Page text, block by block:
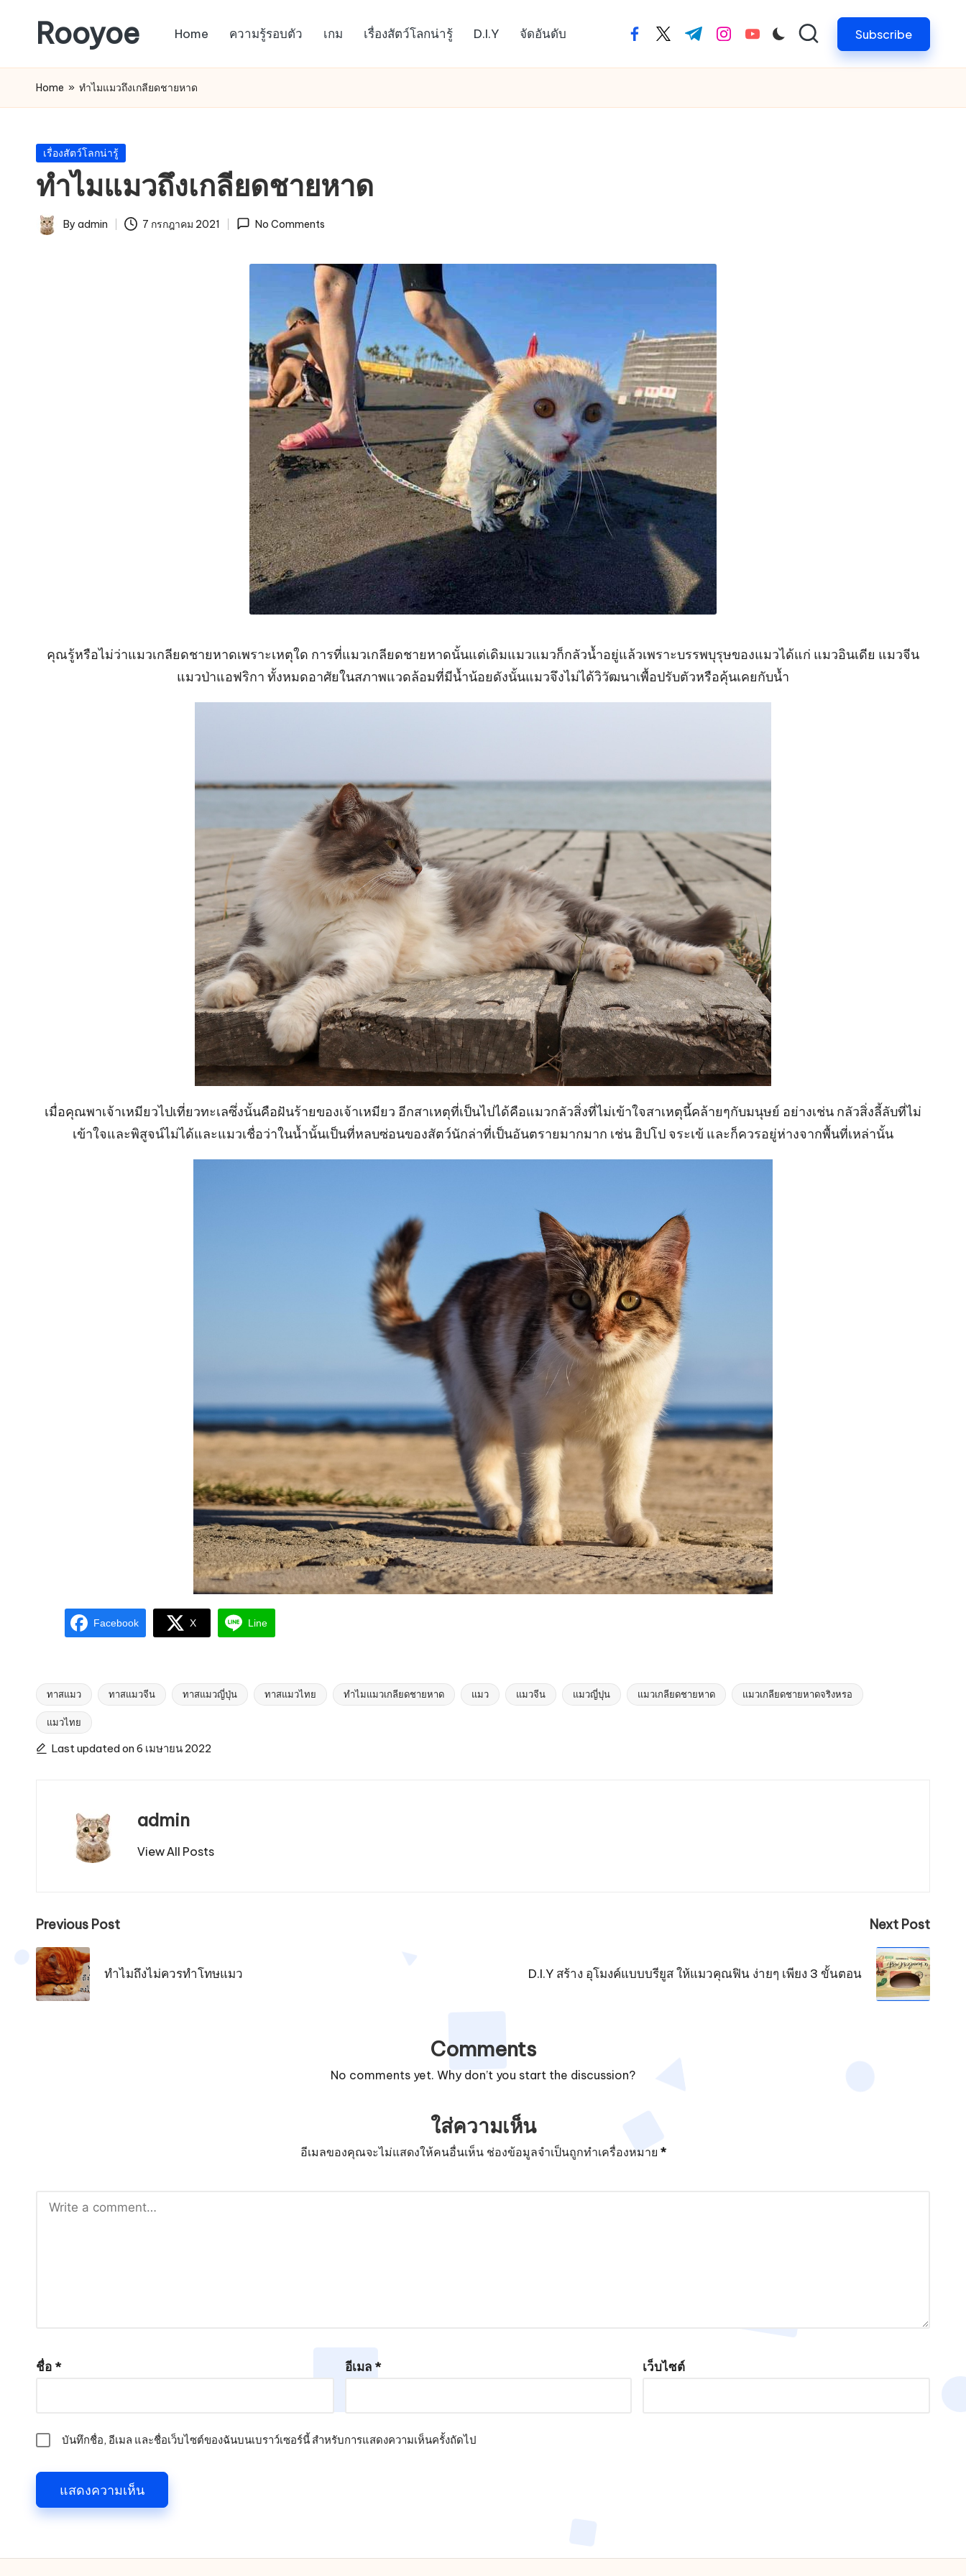
content
Rooyoe Home ความรู้รอบตัว เกม เรื่องสัตว์โลกน่ารู้ D.I.Y จัดอันดับ facebook.com
twitter.com
t.me instagram.com
youtube.com Subscribe
Home » ทำไมแมวถึงเกลียดชายหาด
Posted
เรื่องสัตว์โลกน่ารู้
ทำไมแมวถึงเกลียดชายหาด
Posted
By admin 7 กรกฎาคม 2021 No Comments
คุณรู้หรือไม่ว่าแมวเกลียดชายหาดเพราะเหตุใด การที่แมวเกลียดชายหาดนั้นแต่เดิมแมวแมวก็กลัวน้ำอยู่แล้วเพราะบรรพบุรุษของแมวได้แก่ แมวอินเดีย แมวจีน
แมวป่าแอฟริกา ทั้งหมดอาศัยในสภาพแวดล้อมที่มีน้ำน้อยดังนั้นแมวจึงไม่ได้วิวัฒนาเพื้อปรับตัวหรือคุ้นเคยกับน้ำ
เมื่อคุณพาเจ้าเหมียวไปเที่ยวทะเลซึ่งนั้นคือฝันร้ายของเจ้าเหมียว อีกสาเหตุที่เป็นไปได้คือแมวกลัวสิ่งที่ไม่เข้าใจสาเหตุนี้คล้ายๆกับมนุษย์ อย่างเช่น กลัวสิ่งลี้ลับที่ไม่
เข้าใจและพิสูจน์ไม่ได้และแมวเชื่อว่าในน้ำนั้นเป็นที่หลบซ่อนของสัตว์นักล่าที่เป็นอันตรายมากมาก เช่น ฮิปโป จระเข้ และก็ควรอยู่ห่างจากพื้นที่เหล่านั้น
Facebook X Line
Tags:
ทาสแมว ทาสแมวจีน ทาสแมวญี่ปุ่น ทาสแมวไทย ทำไมแมวเกลียดชายหาด แมว แมวจีน แมวญี่ปุน แมวเกลียดชายหาด แมวเกลียดชายหาดจริงหรอ
แมวไทย
Last updated on 6 เมษายน 2022
admin
View All Posts
Post
navigation
Previous Post
ทำไมถึงไม่ควรทำโทษแมว
Next Post
D.I.Y สร้าง อุโมงค์แบบบรียูส ให้แมวคุณฟิน ง่ายๆ เพียง 3 ขั้นตอน
Comments
No comments yet. Why don’t you start the discussion?
ใส่ความเห็น
อีเมลของคุณจะไม่แสดงให้คนอื่นเห็น ช่องข้อมูลจำเป็นถูกทำเครื่องหมาย *
ชื่อ * อีเมล * เว็บไซต์
บันทึกชื่อ, อีเมล และชื่อเว็บไซต์ของฉันบนเบราว์เซอร์นี้ สำหรับการแสดงความเห็นครั้งถัดไป